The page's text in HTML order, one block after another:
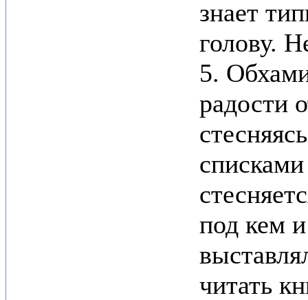
знает
голову.
5.
радости
под кем
читать